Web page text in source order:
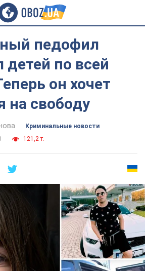
педофил
детей по всей
он хочет
на свободу
Криминальные новости
121,2 т.